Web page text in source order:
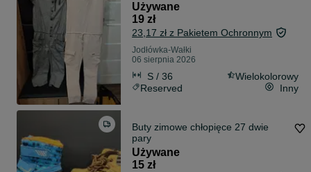
Używane
19 zł
23,17 zł z Pakietem Ochronnym
Jodłówka-Wałki
06 sierpnia 2026
S / 36
Wielokolorowy
Reserved
Inny
Buty zimowe chłopięce 27 dwie
pary
Używane
15 zł